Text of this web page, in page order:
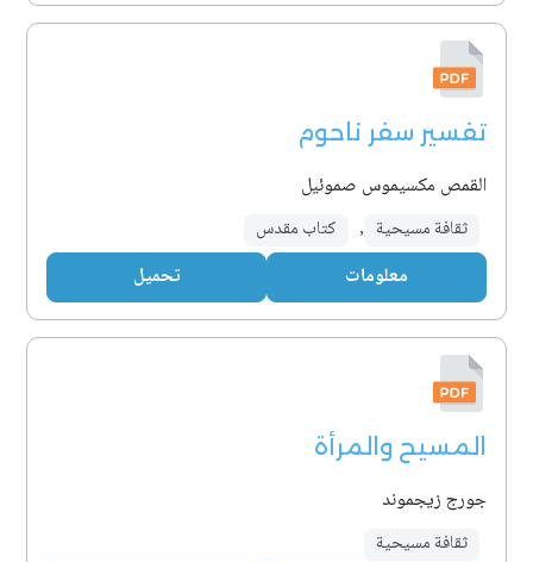
تفسير سفر ناحوم
القمص مكسيموس صموئيل
ثقافة مسيحية , كتاب مقدس
معلومات تحميل
المسيح والمرأة
جورج زيجموند
ثقافة مسيحية